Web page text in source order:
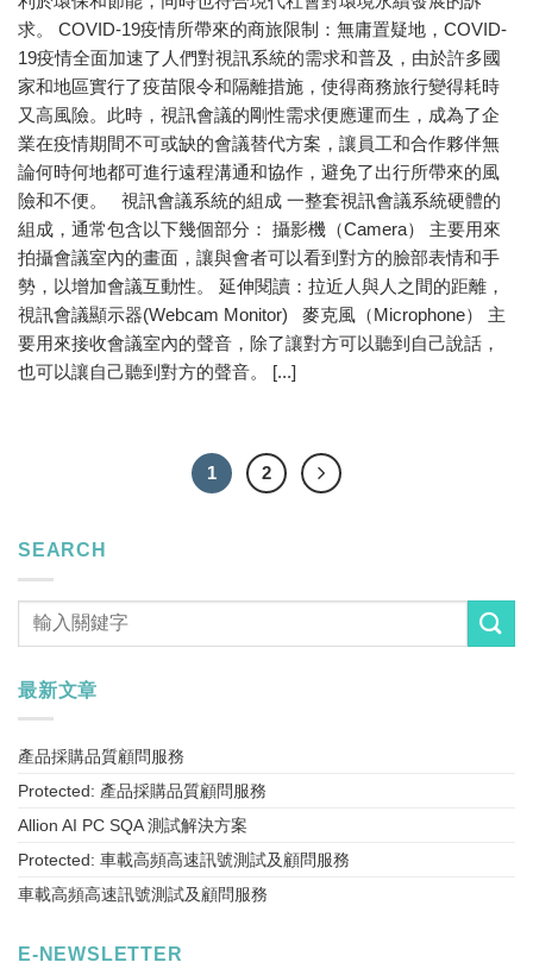
求。 COVID-19疫情所帶來的商旅限制：無庸置疑地，COVID-
19疫情全面加速了人們對視訊系統的需求和普及，由於許多國
家和地區實行了疫苗限令和隔離措施，使得商務旅行變得耗時
又高風險。此時，視訊會議的剛性需求便應運而生，成為了企
業在疫情期間不可或缺的會議替代方案，讓員工和合作夥伴無
論何時何地都可進行遠程溝通和協作，避免了出行所帶來的風
險和不便。 視訊會議系統的組成 一整套視訊會議系統硬體的
組成，通常包含以下幾個部分： 攝影機（Camera） 主要用來
拍攝會議室內的畫面，讓與會者可以看到對方的臉部表情和手
勢，以增加會議互動性。 延伸閱讀：拉近人與人之間的距離，
視訊會議顯示器(Webcam Monitor) 麥克風（Microphone） 主
要用來接收會議室內的聲音，除了讓對方可以聽到自己說話，
也可以讓自己聽到對方的聲音。 [...]
1 2
SEARCH
最新文章
產品採購品質顧問服務
Protected: 產品採購品質顧問服務
Allion AI PC SQA 測試解決方案
Protected: 車載高頻高速訊號測試及顧問服務
車載高頻高速訊號測試及顧問服務
E-NEWSLETTER